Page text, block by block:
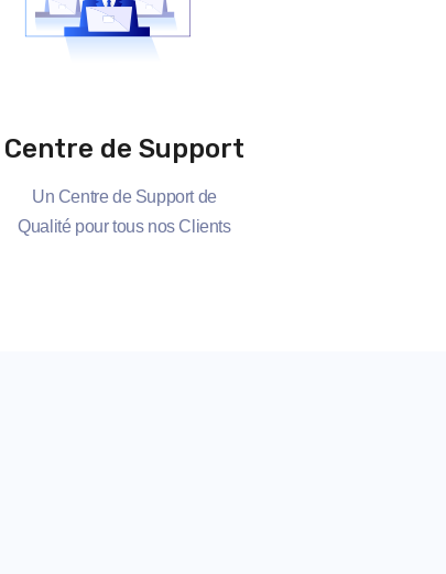
Centre de Support
Un Centre de Support de
Qualité pour tous nos Clients